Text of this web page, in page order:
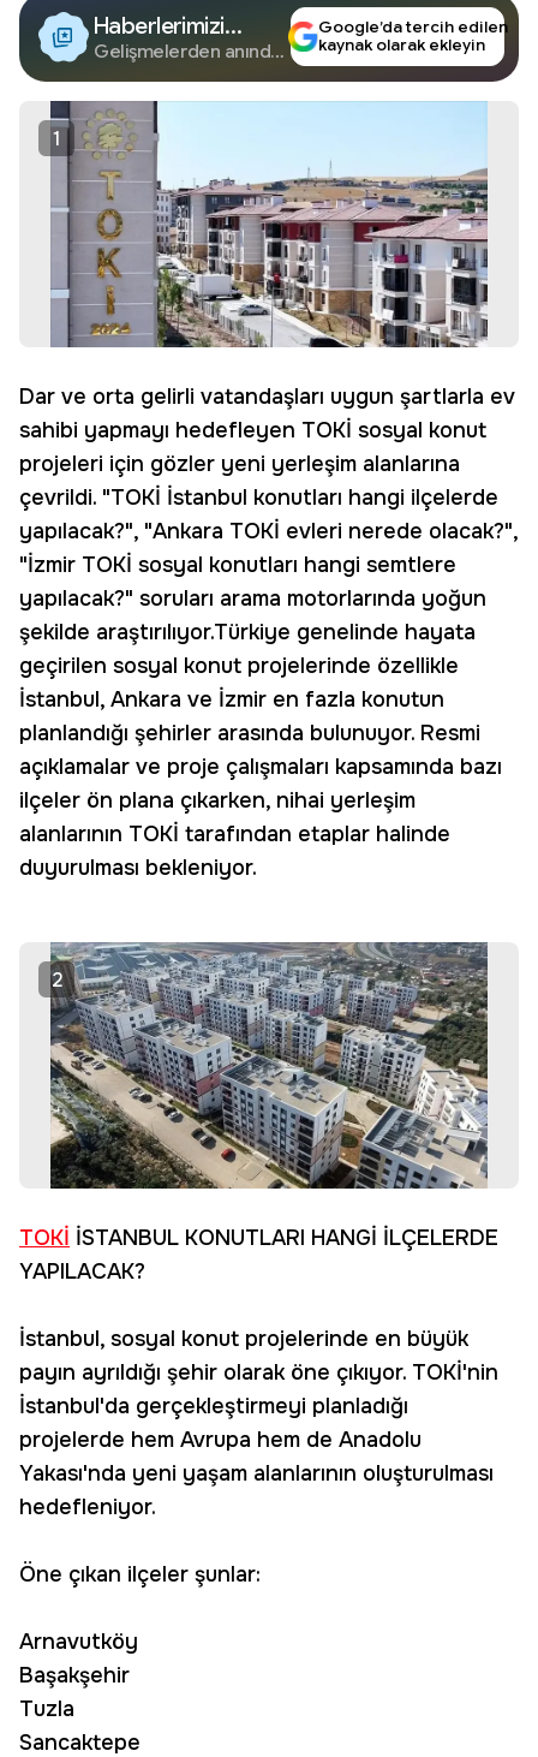
Haberlerimizi
Google'da Takip
Edin
Gelişmelerden anında
Google’da tercih edilen
kaynak olarak ekleyin
1
Dar ve orta gelirli vatandaşları uygun şartlarla ev
sahibi yapmayı hedefleyen TOKİ sosyal konut
projeleri için gözler yeni yerleşim alanlarına
çevrildi. "TOKİ İstanbul konutları hangi ilçelerde
yapılacak?", "Ankara TOKİ evleri nerede olacak?",
"İzmir TOKİ sosyal konutları hangi semtlere
yapılacak?" soruları arama motorlarında yoğun
şekilde araştırılıyor.Türkiye genelinde hayata
geçirilen sosyal konut projelerinde özellikle
İstanbul, Ankara ve İzmir en fazla konutun
planlandığı şehirler arasında bulunuyor. Resmi
açıklamalar ve proje çalışmaları kapsamında bazı
ilçeler ön plana çıkarken, nihai yerleşim
alanlarının TOKİ tarafından etaplar halinde
duyurulması bekleniyor.
2
TOKİ İSTANBUL KONUTLARI HANGİ İLÇELERDE
YAPILACAK?
İstanbul, sosyal konut projelerinde en büyük
payın ayrıldığı şehir olarak öne çıkıyor. TOKİ'nin
İstanbul'da gerçekleştirmeyi planladığı
projelerde hem Avrupa hem de Anadolu
Yakası'nda yeni yaşam alanlarının oluşturulması
hedefleniyor.
Öne çıkan ilçeler şunlar:
Arnavutköy
Başakşehir
Tuzla
Sancaktepe